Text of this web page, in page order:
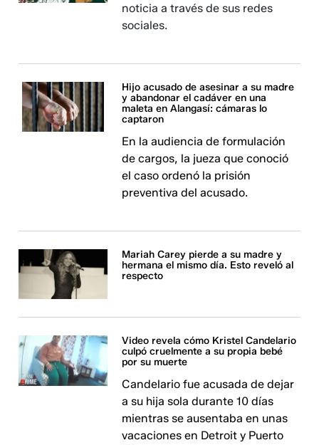
noticia a través de sus redes
sociales.
Hijo acusado de asesinar a su madre
y abandonar el cadáver en una
maleta en Alangasí: cámaras lo
captaron
En la audiencia de formulación
de cargos, la jueza que conoció
el caso ordenó la prisión
preventiva del acusado.
Mariah Carey pierde a su madre y
hermana el mismo día. Esto reveló al
respecto
Video revela cómo Kristel Candelario
culpó cruelmente a su propia bebé
por su muerte
Candelario fue acusada de dejar
a su hija sola durante 10 días
mientras se ausentaba en unas
vacaciones en Detroit y Puerto